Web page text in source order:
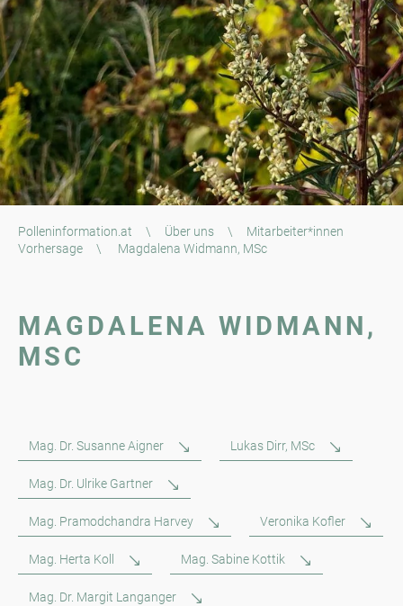
Polleninformation.at \ Über uns \
Mitarbeiter*innen
Vorhersage
\ Magdalena Widmann, MSc
MAGDALENA WIDMANN,
MSC
Mag. Dr. Susanne Aigner Lukas Dirr, MSc
Mag. Dr. Ulrike Gartner
Mag. Pramodchandra Harvey Veronika Kofler
Mag. Herta Koll Mag. Sabine Kottik
Mag. Dr. Margit Langanger